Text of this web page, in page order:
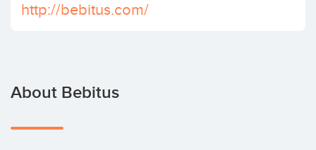
http://bebitus.com/
About Bebitus